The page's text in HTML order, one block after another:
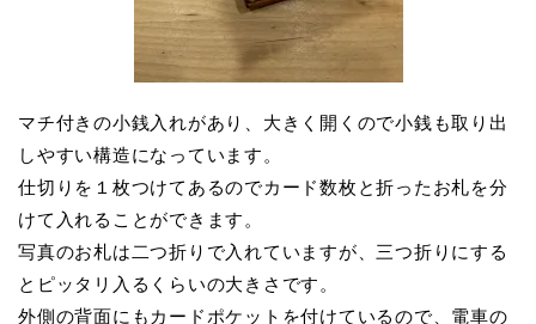
マチ付きの小銭入れがあり、大きく開くので小銭も取り出
しやすい構造になっています。
仕切りを１枚つけてあるのでカード数枚と折ったお札を分
けて入れることができます。
写真のお札は二つ折りで入れていますが、三つ折りにする
とピッタリ入るくらいの大きさです。
外側の背面にもカードポケットを付けているので、電車の